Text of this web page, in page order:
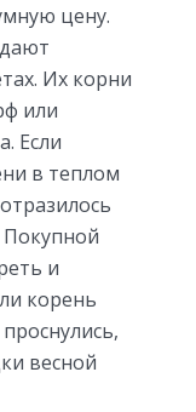
цену.
Их корни
или
Если
в теплом
Покупной
и
корень
весной